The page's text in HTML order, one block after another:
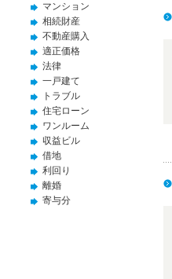
マンション
相続財産
不動産購入
適正価格
法律
一戸建て
トラブル
住宅ローン
ワンルーム
収益ビル
借地
利回り
離婚
寄与分